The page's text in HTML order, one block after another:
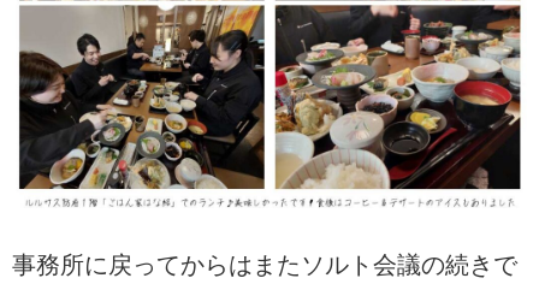
事務所に戻ってからはまたソルト会議の続きで